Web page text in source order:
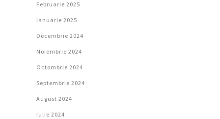
Februarie 2025
Ianuarie 2025
Decembrie 2024
Noiembrie 2024
Octombrie 2024
Septembrie 2024
August 2024
Iulie 2024